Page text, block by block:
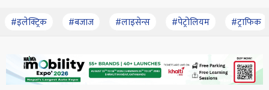
#इलेक्ट्रिक #बजाज #लाइसेन्स #पेट्रोलियम #ट्राफिक